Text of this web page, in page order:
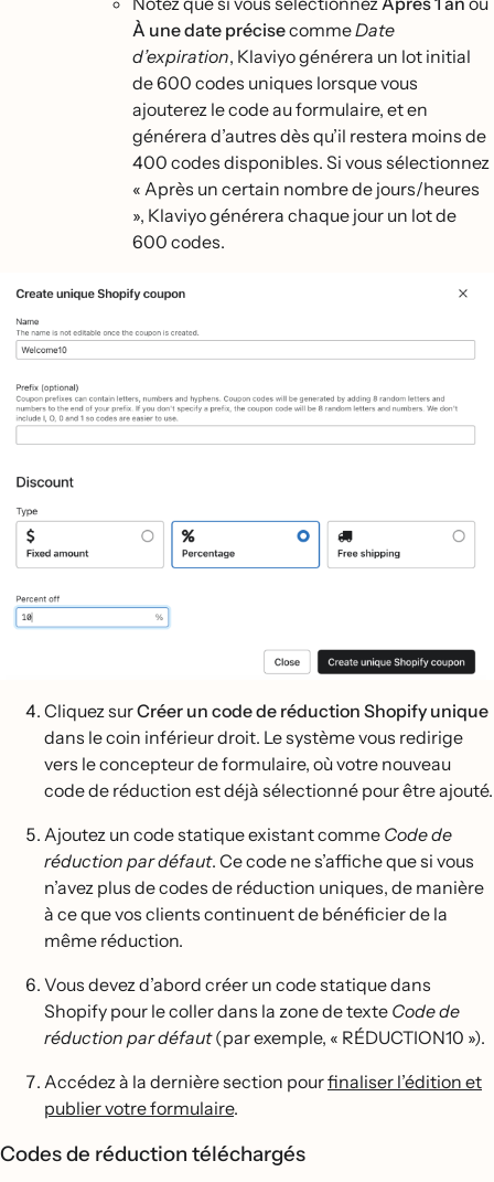
À une date précisecommeDate
d’expiration, Klaviyo générera un lot initial
de 600 codes uniques lorsque vous
ajouterez le code au formulaire, et en
générera d’autres dès qu’il restera moins de
400 codes disponibles. Si vous sélectionnez
« Après un certain nombre de jours/heures
», Klaviyo générera chaque jour un lot de
600 codes.
Cliquez surCréer un code de réduction Shopify unique
dans le coin inférieur droit. Le système vous redirige
vers le concepteur de formulaire, où votre nouveau
code de réduction est déjà sélectionné pour être ajouté.
Ajoutez un code statique existant comme Code de
réduction par défaut. Ce code ne s’affiche que si vous
n’avez plus de codes de réduction uniques, de manière
à ce que vos clients continuent de bénéficier de la
même réduction.
Vous devez d’abord créer un code statique dans
Shopify pour le coller dans la zone de texte Code de
réduction par défaut(par exemple, « RÉDUCTION10 »).
Accédez à la dernière section pourfinaliser l’édition et
publier votre formulaire.
Codes de réduction téléchargés